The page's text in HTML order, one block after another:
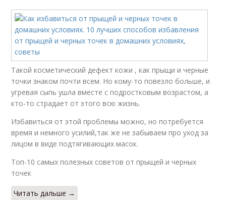
Такой косметический дефект кожи , как прыщи и черные
точки знаком почти всем. Но кому-то повезло больше, и
угревая сыпь ушла вместе с подростковым возрастом, а
кто-то страдает от этого всю жизнь.
Избавиться от этой проблемы можно, но потребуется
время и немного усилий,так же не забываем про уход за
лицом в виде подтягивающих масок.
Топ-10 самых полезных советов от прыщей и черных
точек
Читать дальше →